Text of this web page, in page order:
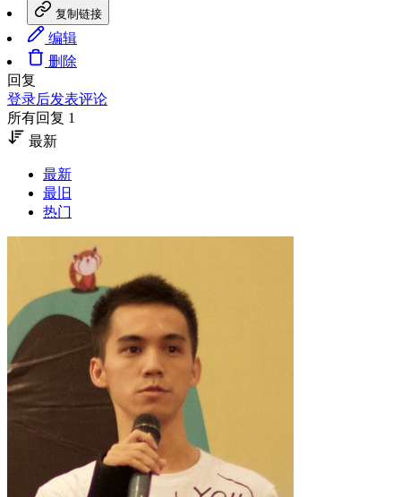
复制链接
编辑
删除
回复
登录后发表评论
所有回复 1
最新
最新
最旧
热门